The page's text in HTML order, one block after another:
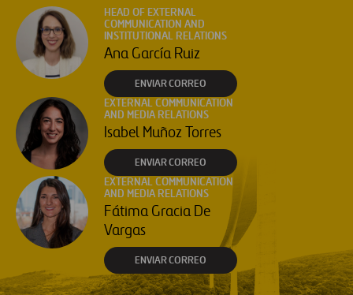
HEAD OF EXTERNAL
COMMUNICATION AND
INSTITUTIONAL RELATIONS
Ana García Ruiz
ENVIAR CORREO
EXTERNAL COMMUNICATION
AND MEDIA RELATIONS
Isabel Muñoz Torres
ENVIAR CORREO
EXTERNAL COMMUNICATION
AND MEDIA RELATIONS
Fátima Gracia De
Vargas
ENVIAR CORREO